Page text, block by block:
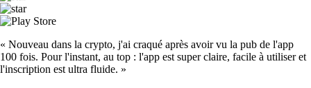
« Nouveau dans la crypto, j'ai craqué après avoir vu la pub de l'app
100 fois. Pour l'instant, au top : l'app est super claire, facile à utiliser et
l'inscription est ultra fluide. »